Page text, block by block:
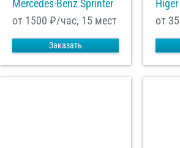
Mercedes-Benz Sprinter
от 1500 ₽/час, 15 мест
Заказать
Higer
от